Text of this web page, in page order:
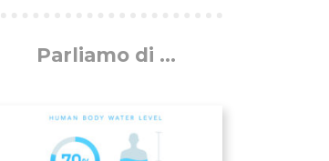
Parliamo di ...